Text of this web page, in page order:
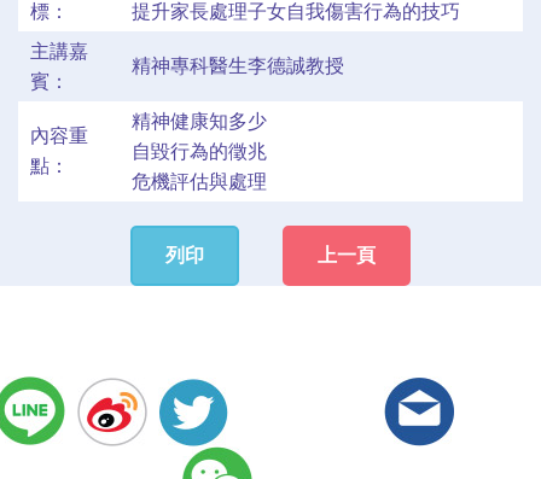
標：
提升家長處理子女自我傷害行為的技巧
主講嘉
賓：
精神專科醫生李德誠教授
內容重
點：
精神健康知多少
自毀行為的徵兆
危機評估與處理
列印 上一頁